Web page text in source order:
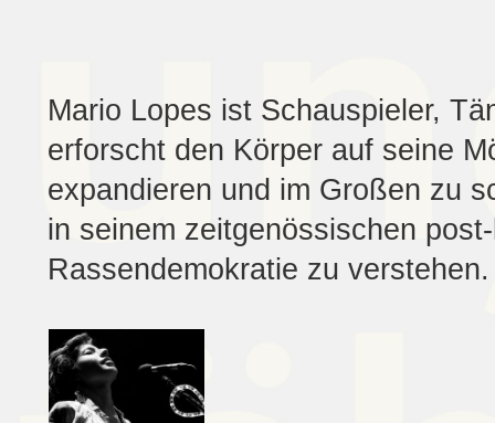
Mario Lopes ist Schauspieler,
erforscht den Körper auf seine
expandieren und im Großen zu
in seinem zeitgenössischen
Rassendemokratie zu